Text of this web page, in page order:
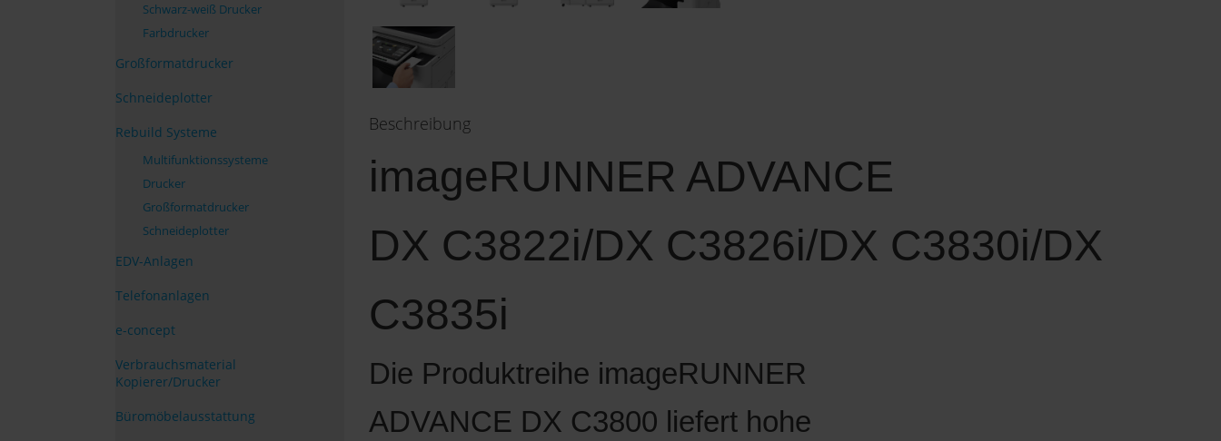
Schwarz-weiß Drucker
Farbdrucker
Großformatdrucker
Schneideplotter
Rebuild Systeme
Multifunktionssysteme
Drucker
Großformatdrucker
Schneideplotter
EDV-Anlagen
Telefonanlagen
e-concept
Verbrauchsmaterial
Kopierer/Drucker
Büromöbelausstattung
Beschreibung
imageRUNNER ADVANCE
DX C3822i/DX C3826i/DX C3830i/DX
C3835i
Die Produktreihe imageRUNNER
ADVANCE DX C3800 liefert hohe